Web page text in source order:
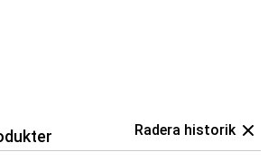
Radera historik